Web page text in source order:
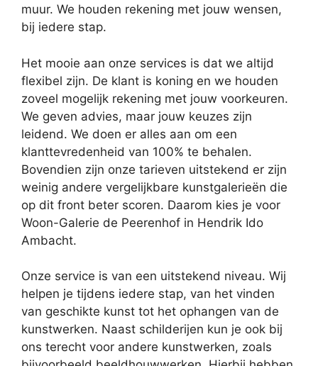
muur. We houden rekening met jouw wensen,
bij iedere stap.
Het mooie aan onze services is dat we altijd
flexibel zijn. De klant is koning en we houden
zoveel mogelijk rekening met jouw voorkeuren.
We geven advies, maar jouw keuzes zijn
leidend. We doen er alles aan om een
klanttevredenheid van 100% te behalen.
Bovendien zijn onze tarieven uitstekend er zijn
weinig andere vergelijkbare kunstgalerieën die
op dit front beter scoren. Daarom kies je voor
Woon-Galerie de Peerenhof in Hendrik Ido
Ambacht.
Onze service is van een uitstekend niveau. Wij
helpen je tijdens iedere stap, van het vinden
van geschikte kunst tot het ophangen van de
kunstwerken. Naast schilderijen kun je ook bij
ons terecht voor andere kunstwerken, zoals